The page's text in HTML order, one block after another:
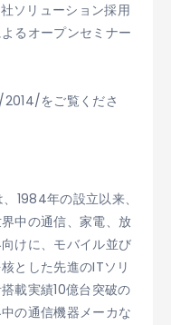
ソリューション採用
るオープンセミナー
をご覧くださ
1984年の設立以来、
中の通信、家電、放
けに、モバイル並び
とした先進のITソリ
載実績10億台突破の
の通信機器メーカな